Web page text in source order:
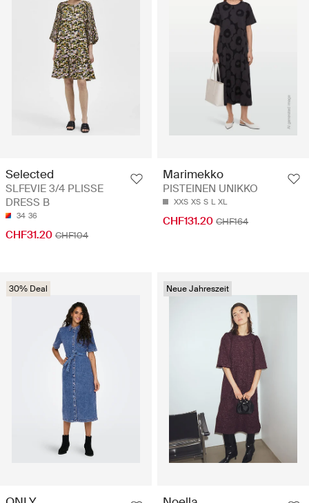
Selected
SLFEVIE 3/4 PLISSE
DRESS B
34 36
CHF31.20 CHF104
Marimekko
PISTEINEN UNIKKO
XXS XS S L XL
CHF131.20 CHF164
30% Deal Neue Jahreszeit